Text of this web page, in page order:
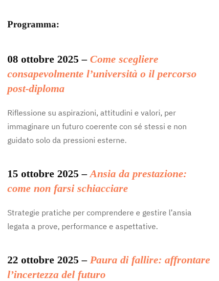
Programma:
08 ottobre 2025 – Come scegliere
consapevolmente l’università o il percorso
post-diploma
Riflessione su aspirazioni, attitudini e valori, per
immaginare un futuro coerente con sé stessi e non
guidato solo da pressioni esterne.
15 ottobre 2025 – Ansia da prestazione:
come non farsi schiacciare
Strategie pratiche per comprendere e gestire l’ansia
legata a prove, performance e aspettative.
22 ottobre 2025 – Paura di fallire: affrontare
l’incertezza del futuro